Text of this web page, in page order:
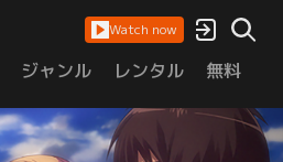
Watch now
ジャンル レンタル 無料